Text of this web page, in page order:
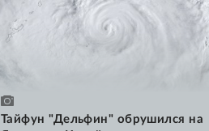
Тайфун "Дельфин" обрушился на